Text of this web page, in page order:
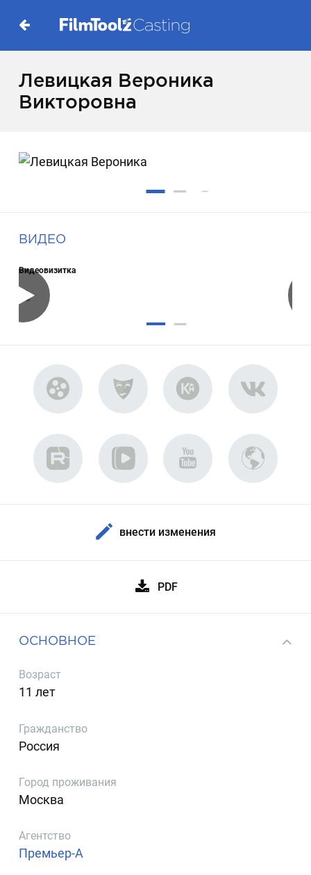
Левицкая Вероника
Викторовна
ВИДЕО
Видеовизитка
внести изменения
PDF
ОСНОВНОЕ
Возраст
11 лет
Гражданство
Россия
Город проживания
Москва
Агентство
Премьер-А